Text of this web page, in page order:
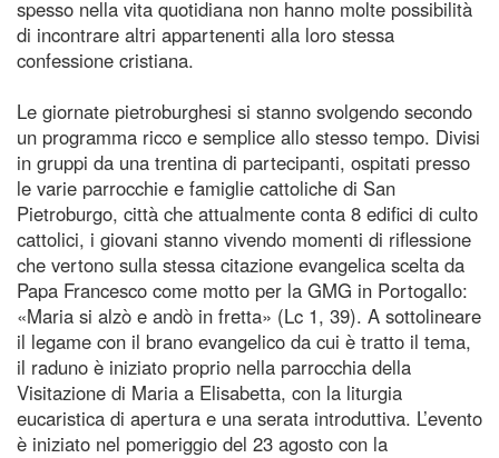
spesso nella vita quotidiana non hanno molte possibilità
di incontrare altri appartenenti alla loro stessa
confessione cristiana.
Le giornate pietroburghesi si stanno svolgendo secondo
un programma ricco e semplice allo stesso tempo. Divisi
in gruppi da una trentina di partecipanti, ospitati presso
le varie parrocchie e famiglie cattoliche di San
Pietroburgo, città che attualmente conta 8 edifici di culto
cattolici, i giovani stanno vivendo momenti di riflessione
che vertono sulla stessa citazione evangelica scelta da
Papa Francesco come motto per la GMG in Portogallo:
«Maria si alzò e andò in fretta» (Lc 1, 39). A sottolineare
il legame con il brano evangelico da cui è tratto il tema,
il raduno è iniziato proprio nella parrocchia della
Visitazione di Maria a Elisabetta, con la liturgia
eucaristica di apertura e una serata introduttiva. L’evento
è iniziato nel pomeriggio del 23 agosto con la